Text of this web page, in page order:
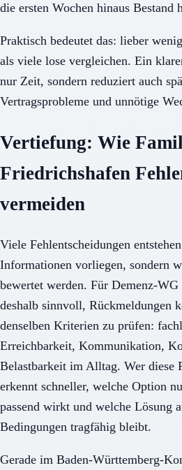
die ersten Wochen hinaus Bestand
Praktisch bedeutet das: lieber
als viele lose vergleichen. Ein
nur Zeit, sondern reduziert auch
Vertragsprobleme und unnötige
Vertiefung: Wie
Friedrichshafen
vermeiden
Viele Fehlentscheidungen
Informationen vorliegen, sondern
bewertet werden. Für Demenz-
deshalb sinnvoll, Rückmeldungen
denselben Kriterien zu prüfen:
Erreichbarkeit, Kommunikation,
Belastbarkeit im Alltag. Wer diese
erkennt schneller, welche Option
passend wirkt und welche Lösung
Bedingungen tragfähig bleibt.
Gerade im Baden-Württemberg-